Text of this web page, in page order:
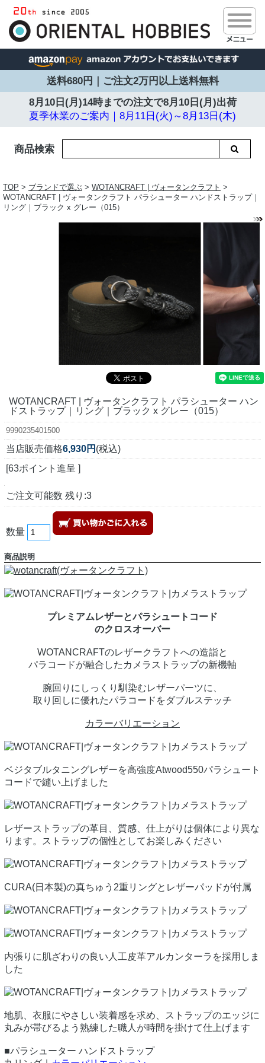
送料680円｜ご注文2万円以上送料無料
8月10日(月)14時までの注文で8月10日(月)出荷
夏季休業のご案内｜8月11日(火)～8月13日(木)
商品検索
TOP > ブランドで選ぶ > WOTANCRAFT | ヴォータンクラフト >
WOTANCRAFT | ヴォータンクラフト パラシューター ハンドストラップ｜
リング｜ブラック x グレー（015）
WOTANCRAFT | ヴォータンクラフト パラシューター ハン
ドストラップ｜リング｜ブラック x グレー（015）
9990235401500
当店販売価格6,930円 (税込)
[63ポイント進呈 ]
ご注文可能数 残り:3
数量
商品説明
プレミアムレザーとパラシュートコード
のクロスオーバー
WOTANCRAFTのレザークラフトへの造詣と
パラコードが融合したカメラストラップの新機軸
腕回りにしっくり馴染むレザーパーツに、
取り回しに優れたパラコードをダブルステッチ
カラーバリエーション
ベジタブルタニングレザーを高強度Atwood550パラシュート
コードで縫い上げました
レザーストラップの革目、質感、仕上がりは個体により異な
ります。ストラップの個性としてお楽しみください
CURA(日本製)の真ちゅう2重リングとレザーパッドが付属
内張りに肌ざわりの良い人工皮革アルカンターラを採用しま
した
地肌、衣服にやさしい装着感を求め、ストラップのエッジに
丸みが帯びるよう熟練した職人が時間を掛けて仕上げます
■パラシューター ハンドストラップ